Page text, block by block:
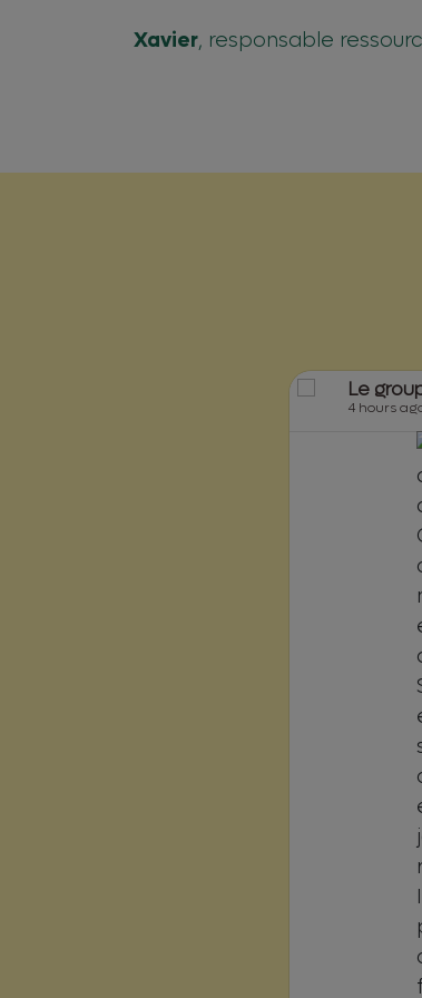
Xavier, responsable
Le
4 hours